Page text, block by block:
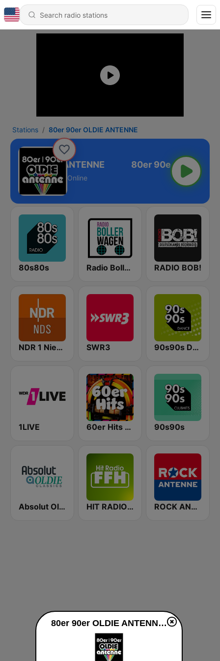
Stations 80er 90er OLDIE ANTENNE
90er OLDIE ANTENNE
Online
80s80s Radio Bollerwagen RADIO BOB!
NDR 1 Niedersachsen SWR3 90s90s Dance
1LIVE 60er Hits - von 80er 90er OLDIE ANTENNE 90s90s
Absolut Oldies Classics HIT RADIO FFH ROCK ANTENNE
80er 90er OLDIE ANTENNE live